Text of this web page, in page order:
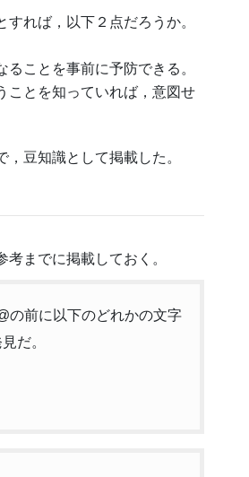
れば，以下２点だろうか。
ことを事前に予防できる。
ことを知っていれば，意図せ
豆知識として掲載した。
までに掲載しておく。
の前に以下のどれかの文字
だ。